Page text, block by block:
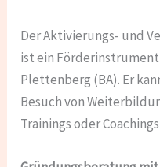
Der Aktivierungs- und
ist ein
Plettenberg (BA). Er
Besuch von
Trainings oder